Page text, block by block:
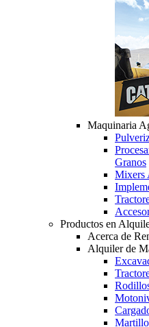
Maquinaria
Granos
Mixers
Productos en
Acerca de
Alquiler de